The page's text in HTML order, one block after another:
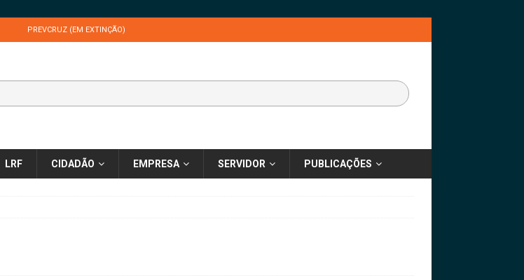
PREVCRUZ (EM EXTINÇÃO)
LRF CIDADÃO EMPRESA SERVIDOR PUBLICAÇÕES